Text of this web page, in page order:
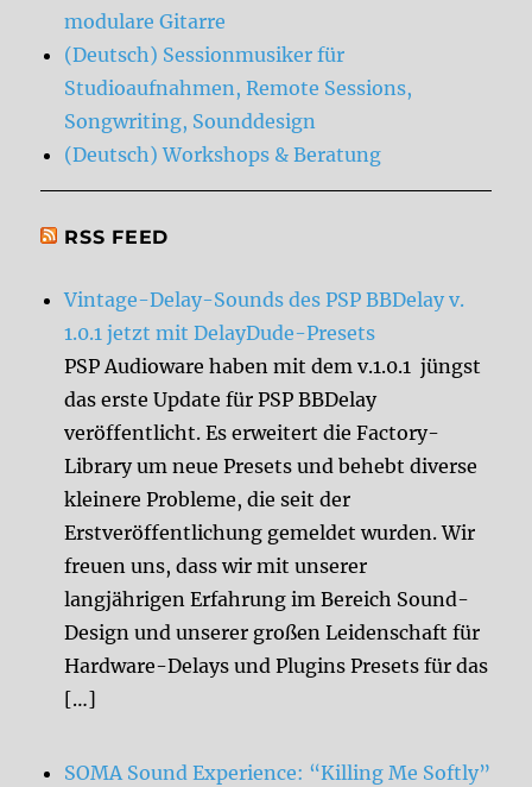
modulare Gitarre
(Deutsch) Sessionmusiker für
Studioaufnahmen, Remote Sessions,
Songwriting, Sounddesign
(Deutsch) Workshops & Beratung
RSS FEED
Vintage-Delay-Sounds des PSP BBDelay v.
1.0.1 jetzt mit DelayDude-Presets
PSP Audioware haben mit dem v.1.0.1 jüngst
das erste Update für PSP BBDelay
veröffentlicht. Es erweitert die Factory-
Library um neue Presets und behebt diverse
kleinere Probleme, die seit der
Erstveröffentlichung gemeldet wurden. Wir
freuen uns, dass wir mit unserer
langjährigen Erfahrung im Bereich Sound-
Design und unserer großen Leidenschaft für
Hardware-Delays und Plugins Presets für das
[…]
SOMA Sound Experience: “Killing Me Softly”